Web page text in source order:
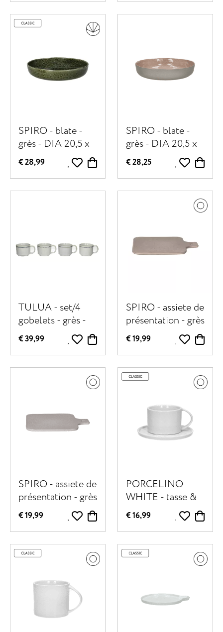
SPIRO - blate -
grès - DIA 20,5 x
H 5 cm - vert
foncé
€ 28,99
SPIRO - blate -
grès - DIA 20,5 x
H 5 cm - poudre
rose
€ 28,25
TULUA - set/4
gobelets - grès -
DIA 9 x H 6,9 cm
- blanc
€ 39,99
SPIRO - assiete de
présentation - grès
- L 20 x W 16 x H
0,7 cm - poudre
rose
€ 19,99
SPIRO - assiete de
présentation - grès
- L 20 x W 16 x H
0,7 cm -
coquillage
€ 19,99
PORCELINO
WHITE - tasse &
soucoupe 20 CL -
porcelaine - DIA
14 x H 8,2 cm -
blanc
€ 16,99